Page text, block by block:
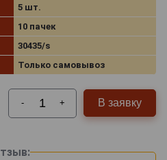
5 шт.
10 пачек
30435/s
Только самовывоз
- + В заявку